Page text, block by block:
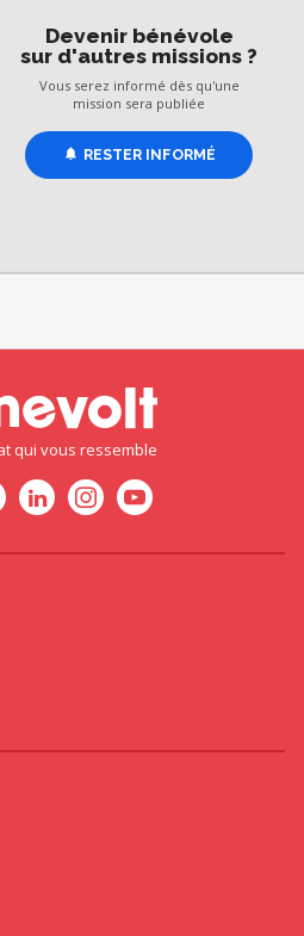
Devenir bénévole
sur d'autres missions ?
Vous serez informé dès qu'une
mission sera publiée
RESTER INFORMÉ
qui vous ressemble